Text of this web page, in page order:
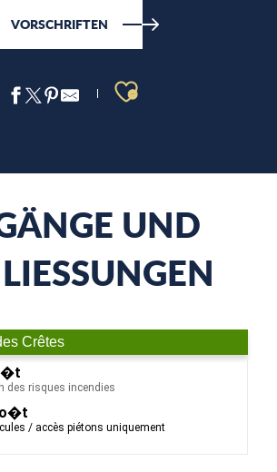
VORSCHRIFTEN
Ajouter aux
UND